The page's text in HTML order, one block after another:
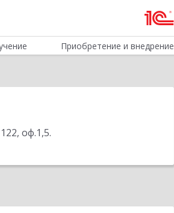
Приобретение и внедрение
оф.1,5.